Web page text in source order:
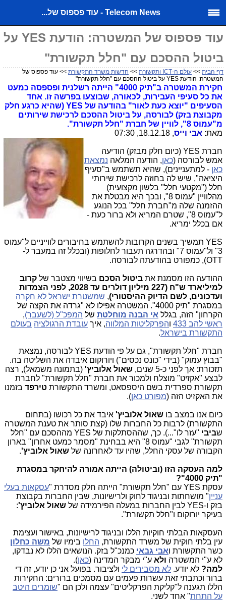
Telecom News - עוד פספוס של...
עוד פספוס של המשטרה: הודעת YES על
ביטול ההסכם עם "חלל תקשורת"
דף הבית >> עולם ה-ICT ותקשורת >> חדשות משרד התקשורת >> עוד פספוס של
המשטרה: הודעת YES על ביטול ההסכם עם "חלל תקשורת"
חקירת המשטרה ב"תיק 4000" הייתה רשלנית ופספסה כמעט
את כל סעיפי העבירות, לכאורה, שבוצעו בפרשה זו. אחד
הסעיפים "יוצא כעת לאור" בהודעה של YES (שהיא כרגע חלק
מקבוצת בזק) לבורסה, על ביטול ההסכם לרכישת שירותים
מ"עמוס 8", לוויין של חברת "חלל תקשורת".
מאת: אבי וייס, 18.12.18, 07:30
חברת YES (כיום חלק מבזק) הודיעה
אמש לבורסה (כאן, הודעה המלאה נמצאת
כאן - למתעניינים), שהיא תשתמש ב"סעיף
היציאה", שיש לה בחוזה לרכישת שירותי
חלל ("מקטעי חלל" בלשון מקצועית)
מהלוויין "עמוס 8", ובכך היא מבטלת את
ההזמנה שלה מ"חברת חלל" בכל הנוגע
ל"עמוס 8", שטרם המריא ולא ברור כעת -
אם בכלל ימריא.
YES תמשיך בשנים הקרובות להשתמש בחיבורים לווייניים ל"עמוס
3" ול"עמוס 7" ובהדרגה תעבור לחלופות (ובכלל זה במעבר ל-
OTT), כמפורט בהודעתה לבורסה.
ההודעה הזו מסמנת את ביטול הסכם בשיווי מצטבר של קרוב
למיליארד ש"ח (227 מיליון דולרים עד 2028, לפני הצמדות
ועדכונים, לשם הדיוק ההיסטורי), שמשטרת ישראל לא חקרה
במסגרת "תיק 4000". המשטרה אפילו לא "גרדה את הקצה של
הקרחון" הזה, בגלל אי הבנה מוחלטת של המפכ"ל (לשעבר),
ראשי להב 433
והפרקליטות המלווה, איך עובדת הרגולציה בעולם
התקשורת בישראל.
חברת "חלל תקשורת", גם על פי הודעת YES לבורסה, נמצאת
"בבוץ עמוק" (בידי "כונס נכסים") ויורוקום איבדה את השליטה בה.
תזכורת: אך לפני כ-5 שנים,
שאול אלוביץ' (בתמונה משמאל), רצה
לבצע "אקזיט" מוצלח ולמכור את חברת "חלל תקשורת" לחברת
תקשורת ספרדית בשם היספסאט, ומשרד התקשורת טירפד בזמנו
את האקזיט הזה (מפורט כאן).
כיום אנו במצב בו שאול אלוביץ' איבד את כל רכושו (בתחום
התקשורת) לרבות כל החברות שלו (קצת סותר את טענת המשטרה
שביבי
"עזר לו"...). כך, שההסתלקות של YES מההסכם עם "חלל
תקשורת" לגבי "עמוס 8" היא בבחינת "מסמר כמעט אחרון" בארון
הקבורה של עסקי החלל, שהיו עד לאחרונה של שאול אלוביץ'.
למה העסקה הזו (וביטולה) הייתה אמורה להיחקר במסגרת
"תיק 4000"?
עסקת YES עם "חלל תקשורת" הייתה חלק מסדרת "
עסקאות בעלי
עניין" מושחתות ובניגוד לחוק ולרישיונות, שבין החברות בקבוצת
בזק ו-YES לבין החברות במעלה הפירמידה של
שאול אלוביץ':
בעיקר יורוקום ו"חלל תקשורת".
העסקאות הבלתי חוקיות הללו ובניגוד לרישיונות, באישור ועצימת
עין בלתי חוקית של משרד התקשורת, החלו בימיו של משה כחלון
כשר התקשורת ואבי גבאי כמנכ"ל בזק. הנושאים הללו לא נבדקו,
לא ע"י המשטרה ולא ע"י מבקר המדינה (כאן).
למה? לא יודע. לא מסבירים לי ולציבור. בפועל אני כן יודע, זה די
ברור וכתבתי זאת עשרות פעמים עם מסמכים ברורים: החקירות
הללו תגענה ל"קליקת הפרקליטים" עצמה ולכן הם "שומרים היטב
על התחת" אחד לשני.